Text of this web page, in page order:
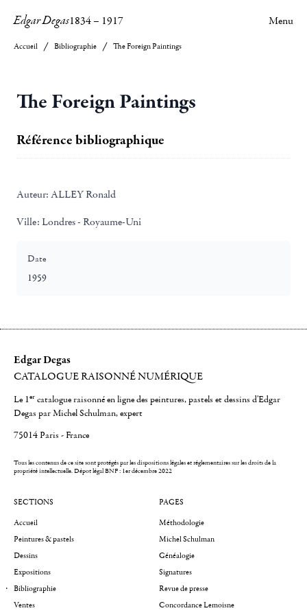
Edgar Degas1834– 1917 Menu
Accueil Bibliographie The Foreign Paintings
The Foreign Paintings
Référence bibliographique
Auteur: ALLEY Ronald
Ville: Londres - Royaume-Uni
Date
1959
Edgar Degas
CATALOGUE RAISONNÉ NUMÉRIQUE
Le 1er catalogue raisonné en ligne des peintures, pastels et dessins d'Edgar
Degas par Michel Schulman, expert
75014 Paris - France
Tous les contenus de ce site sont protégés par les dispositions légales et réglementaires sur les droits de la
propriété intellectuelle.Dépot légal BNF : 1er décembre 2022
SECTIONS
Accueil
Peintures & pastels
Dessins
Expositions
Bibliographie
Ventes
PAGES
Méthodologie
Michel Schulman
Généalogie
Signatures
Revue de presse
Concordance Lemoisne